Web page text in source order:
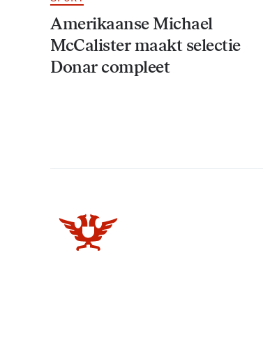
Amerikaanse Michael
McCalister maakt selectie
Donar compleet